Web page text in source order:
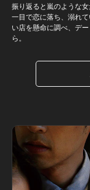
振り返ると嵐のような
一目で恋に落ち、溺れ
い店を懸命に調べ、デ
ら。